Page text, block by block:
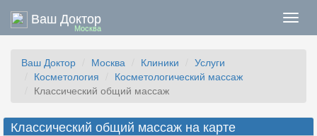
Ваш Доктор
Москва
Ваш Доктор Москва Клиники
Услуги
Косметология
Косметологический массаж
Классический общий массаж
Классический общий массаж на карте